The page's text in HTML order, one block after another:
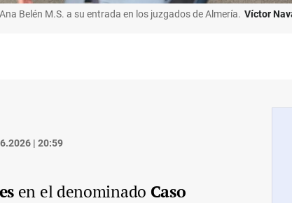
Belén M.S. a su entrada en los juzgados de Almería. Víctor
| 20:59
en el denominado Caso